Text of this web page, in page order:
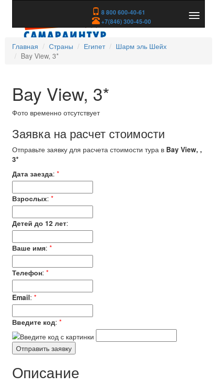
8 800 600-40-61
+7(846) 300-45-00
скрыть
Главная
Страны Египет
Шарм эль Шейх
Bay View, 3*
Bay View, 3*
Фото временно отсутствует
Заявка на расчет стоимости
Отправьте заявку для расчета стоимости тура в Bay View, ,
3*
Дата заезда: *
Взрослых: *
Детей до 12 лет:
Ваше имя: *
Телефон: *
Email: *
Введите код: *
Описание